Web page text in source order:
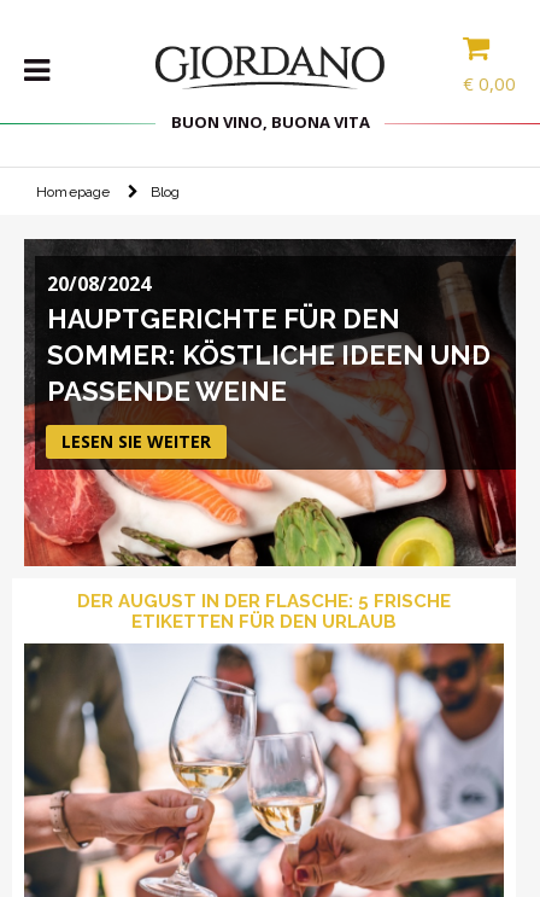
€ 0,00
BUON VINO, BUONA VITA
WEINE
DELIKATESSEN
PROBIERPAKETE
SPIRITOUSEN
ZUBEHÖR
INTERNATIONALE
AUSWAHL
ANGEBOTE
BLOG
LOGIN
Homepage Blog
20/08/2024
HAUPTGERICHTE FÜR DEN
SOMMER: KÖSTLICHE IDEEN UND
PASSENDE WEINE
LESEN SIE WEITER
DER AUGUST IN DER FLASCHE: 5 FRISCHE
ETIKETTEN FÜR DEN URLAUB